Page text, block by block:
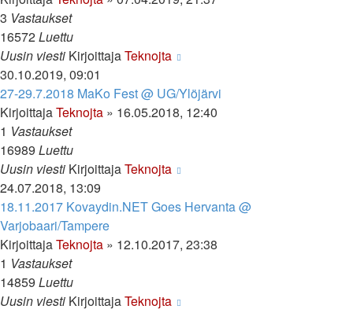
3 Vastaukset
16572Luettu
Uusin viesti KirjoittajaTeknojta
30.10.2019, 09:01
27-29.7.2018 MaKo Fest @ UG/Ylöjärvi
KirjoittajaTeknojta » 16.05.2018, 12:40
1 Vastaukset
16989 Luettu
Uusin viesti KirjoittajaTeknojta
24.07.2018, 13:09
18.11.2017 Kovaydin.NET Goes Hervanta @
Varjobaari/Tampere
KirjoittajaTeknojta » 12.10.2017, 23:38
1 Vastaukset
14859 Luettu
Uusin viesti KirjoittajaTeknojta